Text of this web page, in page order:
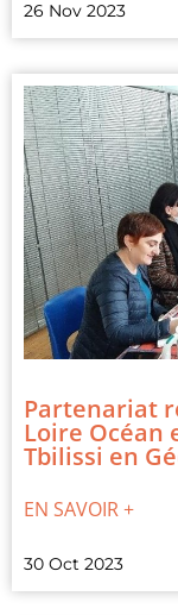
26 Nov 2023
Partenariat
Loire Océan
Tbilissi en
EN SAVOIR +
30 Oct 2023